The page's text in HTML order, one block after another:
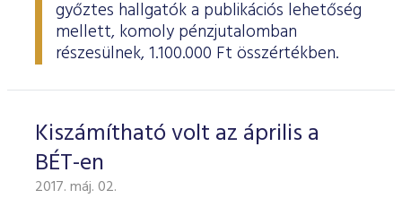
győztes hallgatók a publikációs lehetőség
mellett, komoly pénzjutalomban
részesülnek, 1.100.000 Ft összértékben.
Kiszámítható volt az április a
BÉT-en
2017. máj. 02.